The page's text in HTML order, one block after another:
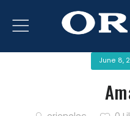
June 8,